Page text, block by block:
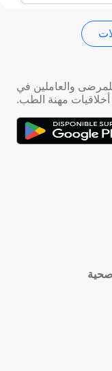
والعاملين في
مهنة الطب.